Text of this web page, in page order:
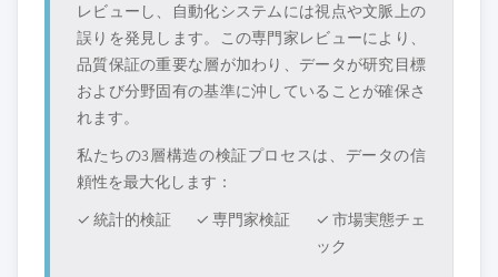
レビューし、自動化システムには視点や文脈上の
誤りを発見します。この専門家レビューにより、
品質保証の重要な層が加わり、データが研究目標
および分野固有の基準に沖していることが確保さ
れます。
私たちの3層構造の検証プロセスは、データの信
頼性を最大化します：
✓ 統計的検証
✓ 専門家検証
✓ 市場実態チェ
ック